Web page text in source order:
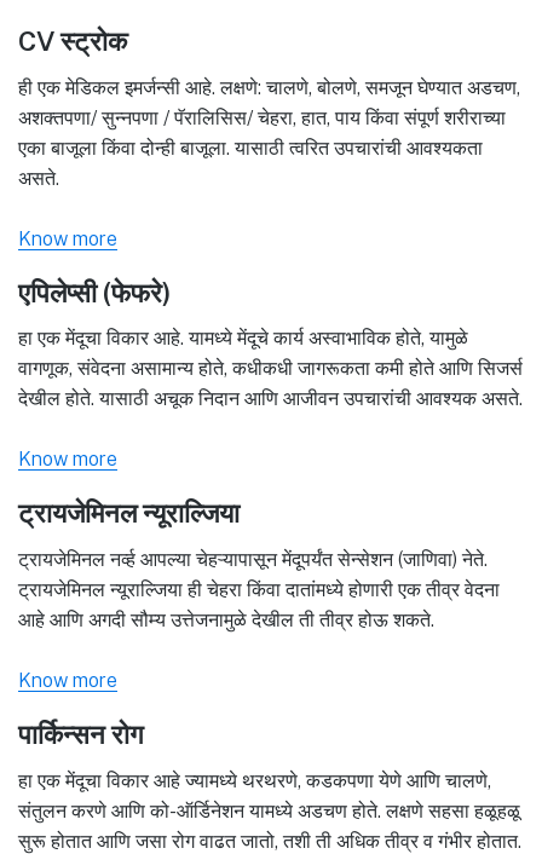
CV स्ट्रोक
ही एक मेडिकल इमर्जन्सी आहे. लक्षणे: चालणे, बोलणे, समजून घेण्यात अडचण,
अशक्तपणा/ सुन्नपणा / पॅरालिसिस/ चेहरा, हात, पाय किंवा संपूर्ण शरीराच्या
एका बाजूला किंवा दोन्ही बाजूला. यासाठी त्वरित उपचारांची आवश्यकता
असते.
Know more
एपिलेप्सी (फेफरे)
हा एक मेंदूचा विकार आहे. यामध्ये मेंदूचे कार्य अस्वाभाविक होते, यामुळे
वागणूक, संवेदना असामान्य होते, कधीकधी जागरूकता कमी होते आणि सिजर्स
देखील होते. यासाठी अचूक निदान आणि आजीवन उपचारांची आवश्यक असते.
Know more
ट्रायजेमिनल न्यूराल्जिया
ट्रायजेमिनल नर्व्ह आपल्या चेहऱ्यापासून मेंदूपर्यंत सेन्सेशन (जाणिवा) नेते.
ट्रायजेमिनल न्यूराल्जिया ही चेहरा किंवा दातांमध्ये होणारी एक तीव्र वेदना
आहे आणि अगदी सौम्य उत्तेजनामुळे देखील ती तीव्र होऊ शकते.
Know more
पार्किन्सन रोग
हा एक मेंदूचा विकार आहे ज्यामध्ये थरथरणे, कडकपणा येणे आणि चालणे,
संतुलन करणे आणि को-ऑर्डिनेशन यामध्ये अडचण होते. लक्षणे सहसा हळूहळू
सुरू होतात आणि जसा रोग वाढत जातो, तशी ती अधिक तीव्र व गंभीर होतात.